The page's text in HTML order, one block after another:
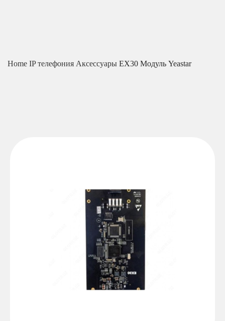
Home IP телефония Аксессуары EX30 Модуль Yeastar